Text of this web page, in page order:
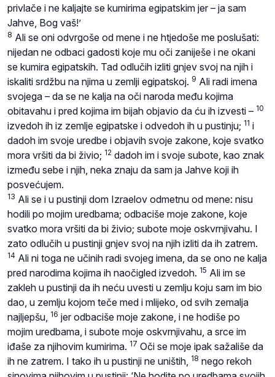
privlače i ne kaljajte se kumirima egipatskim jer – ja sam
Jahve, Bog vaš!’
8 Ali se oni odvrgoše od mene i ne htjedoše me poslušati:
nijedan ne odbaci gadosti koje mu oči zaniješe i ne okani
se kumira egipatskih. Tad odlučih izliti gnjev svoj na njih i
iskaliti srdžbu na njima u zemlji egipatskoj. 9 Ali radi imena
svojega – da se ne kalja na oči naroda među kojima
obitavahu i pred kojima im bijah objavio da ću ih izvesti – 10
izvedoh ih iz zemlje egipatske i odvedoh ih u pustinju; 11 i
dadoh im svoje uredbe i objavih svoje zakone, koje svatko
mora vršiti da bi živio; 12 dadoh im i svoje subote, kao znak
između sebe i njih, neka znaju da sam ja Jahve koji ih
posvećujem.
13 Ali se i u pustinji dom Izraelov odmetnu od mene: nisu
hodili po mojim uredbama; odbaciše moje zakone, koje
svatko mora vršiti da bi živio; subote moje oskvrnjivahu. I
zato odlučih u pustinji gnjev svoj na njih izliti da ih zatrem.
14 Ali ni toga ne učinih radi svojeg imena, da se ono ne kalja
pred narodima kojima ih naočigled izvedoh. 15 Ali im se
zakleh u pustinji da ih neću uvesti u zemlju koju sam im bio
dao, u zemlju kojom teče med i mlijeko, od svih zemalja
najljepšu, 16 jer odbaciše moje zakone, i ne hodiše po
mojim uredbama, i subote moje oskvrnjivahu, a srce im
iđaše za njihovim kumirima. 17 Oči se moje ipak sažališe da
ih ne zatrem. I tako ih u pustinji ne uništih, 18 nego rekoh